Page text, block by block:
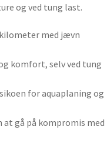
og ved tung last.
med jævn
komfort, selv ved tung
for aquaplaning og
gå på kompromis med